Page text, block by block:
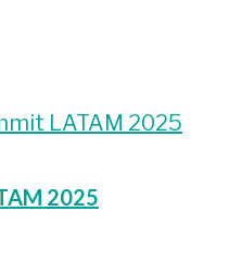
2025